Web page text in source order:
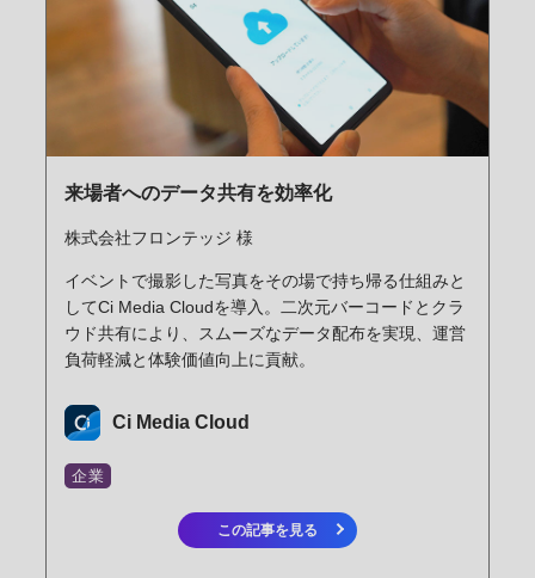
来場者へのデータ共有を効率化
株式会社フロンテッジ 様
イベントで撮影した写真をその場で持ち帰る仕組みと
してCi Media Cloudを導入。二次元バーコードとクラ
ウド共有により、スムーズなデータ配布を実現、運営
負荷軽減と体験価値向上に貢献。
Ci Media Cloud
企業
この記事を見る